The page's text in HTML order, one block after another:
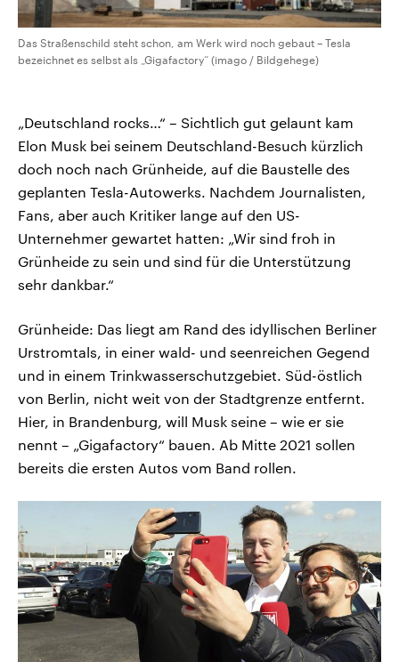
Das Straßenschild steht schon, am Werk wird noch gebaut – Tesla
bezeichnet es selbst als „Gigafactory“ (imago / Bildgehege)
„Deutschland rocks…“ – Sichtlich gut gelaunt kam
Elon Musk bei seinem Deutschland-Besuch kürzlich
doch noch nach Grünheide, auf die Baustelle des
geplanten Tesla-Autowerks. Nachdem Journalisten,
Fans, aber auch Kritiker lange auf den US-
Unternehmer gewartet hatten: „Wir sind froh in
Grünheide zu sein und sind für die Unterstützung
sehr dankbar.“
Grünheide: Das liegt am Rand des idyllischen Berliner
Urstromtals, in einer wald- und seenreichen Gegend
und in einem Trinkwasserschutzgebiet. Süd-östlich
von Berlin, nicht weit von der Stadtgrenze entfernt.
Hier, in Brandenburg, will Musk seine – wie er sie
nennt – „Gigafactory“ bauen. Ab Mitte 2021 sollen
bereits die ersten Autos vom Band rollen.